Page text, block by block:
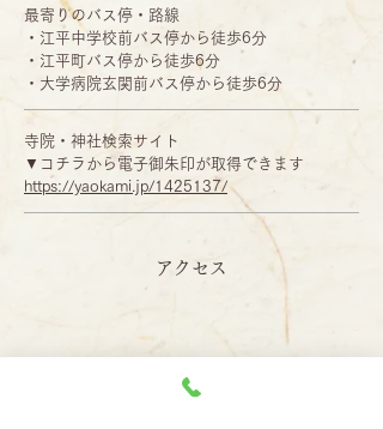
最寄りのバス停・路線
・江平中学校前バス停から徒歩6分
・江平町バス停から徒歩6分
・大学病院玄関前バス停から徒歩6分
寺院・神社検索サイト
▼コチラから電子御朱印が取得できます
https://yaokami.jp/1425137/
アクセス